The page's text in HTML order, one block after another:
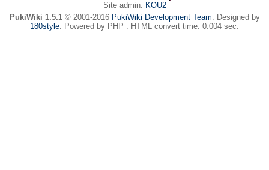
Site admin: KOU2
PukiWiki 1.5.1© 2001-2016 PukiWiki Development Team. Designed by
180style. Powered by PHP . HTML convert time: 0.004 sec.